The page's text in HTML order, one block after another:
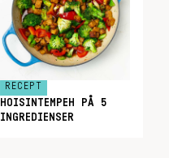
RECEPT
HOISINTEMPEH PÅ 5
INGREDIENSER